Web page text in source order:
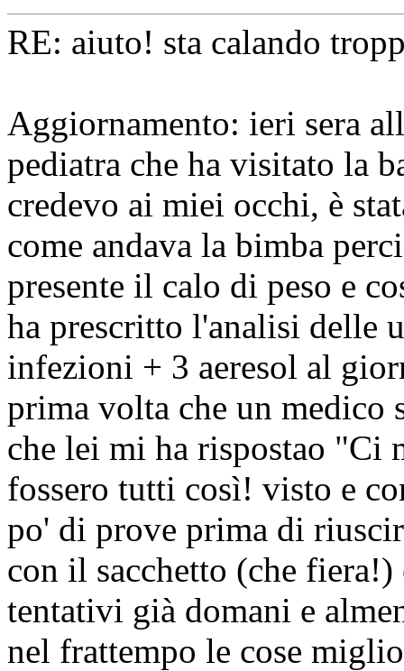
RE: aiuto! sta calando
Aggiornamento: ieri sera
pediatra che ha visitato la
credevo ai miei occhi, è
come andava la bimba
presente il calo di peso e
ha prescritto l'analisi delle
infezioni + 3 aeresol al
prima volta che un medico
che lei mi ha rispostao "Ci
fossero tutti così! visto e
po' di prove prima di
con il sacchetto (che
tentativi già domani e
nel frattempo le cose